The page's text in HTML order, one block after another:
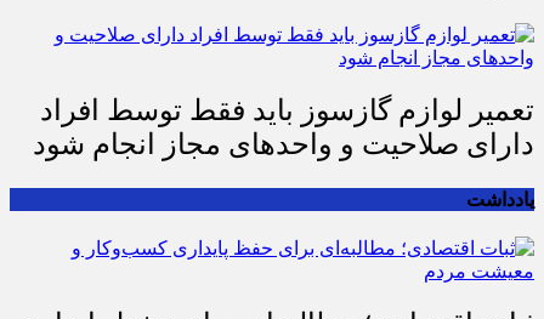
تعمیر لوازم گازسوز باید فقط توسط افراد
دارای صلاحیت و واحدهای مجاز انجام شود
یادداشت